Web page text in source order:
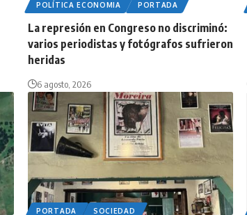
POLÍTICA ECONOMIA PORTADA
La represión en Congreso no discriminó:
varios periodistas y fotógrafos sufrieron
heridas
6 agosto, 2026
PORTADA SOCIEDAD